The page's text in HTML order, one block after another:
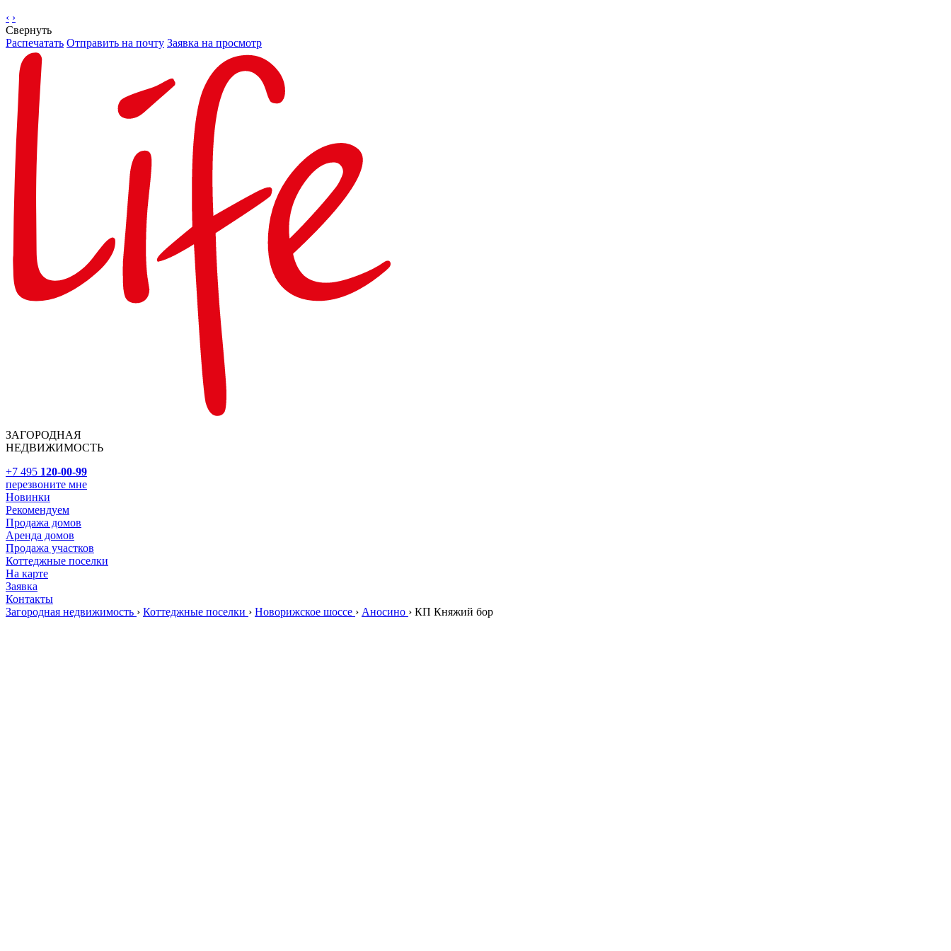
‹ ›
Свернуть
Распечатать Отправить на почту Заявка на просмотр
ЗАГОРОДНАЯ
НЕДВИЖИМОСТЬ
+7 495 120-00-99
перезвоните мне
Новинки
Рекомендуем
Продажа домов
Аренда домов
Продажа участков
Коттеджные поселки
На карте
Заявка
Контакты
Загородная недвижимость › Коттеджные поселки › Новорижское шоссе › Аносино › КП Княжий бор